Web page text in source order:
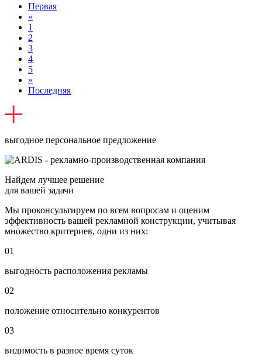
Первая
«
1
2
3
4
5
»
Последняя
выгодное персональное предложение
Найдем лучшее решение
для вашей задачи
Мы проконсультируем по всем вопросам и оценим
эффективность вашей рекламной конструкции, учитывая
множество критериев, одни из них:
01
выгодность расположения рекламы
02
положение относительно конкурентов
03
видимость в разное время суток